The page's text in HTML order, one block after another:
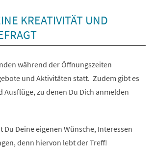
KREATIVITÄT UND
während der Öffnungszeiten
und Aktivitäten statt. Zudem gibt es
Ausflüge, zu denen Du Dich anmelden
Du Deine eigenen Wünsche, Interessen
denn hiervon lebt der Treff!